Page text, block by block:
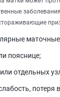
пояснице;
отдельных
потеря